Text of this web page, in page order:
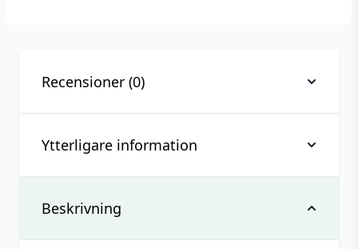
A
Svart
Beskrivning
Ytterligare information
Vikt
Dimensioner
80 × 40 × 140 mm
Recensioner (0)
Recensioner
Det finns inga recensioner än.
Bli först med att recensera ”Usams GaN
Mini Snabbladdare 47W, USB-C + USB-A –